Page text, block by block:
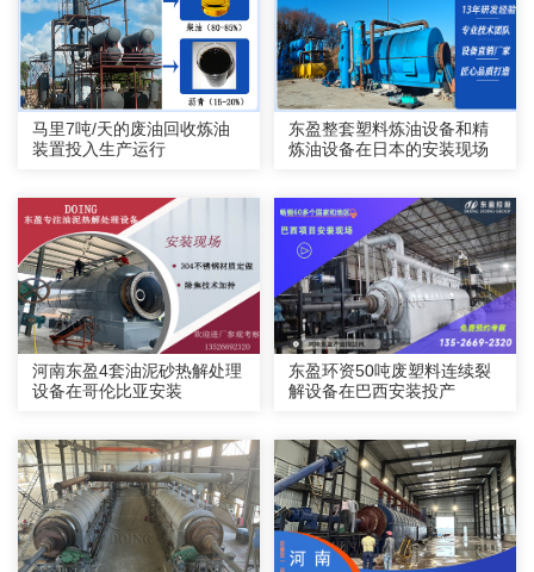
马里7吨/天的废油回收炼油
装置投入生产运行
东盈整套塑料炼油设备和精
炼油设备在日本的安装现场
河南东盈4套油泥砂热解处理
设备在哥伦比亚安装
东盈环资50吨废塑料连续裂
解设备在巴西安装投产